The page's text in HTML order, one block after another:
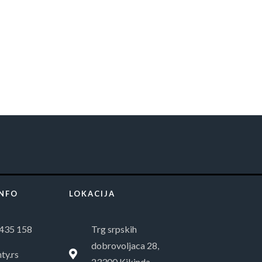
158
LOKACIJA
Trg srpskih
dobrovoljaca 28,